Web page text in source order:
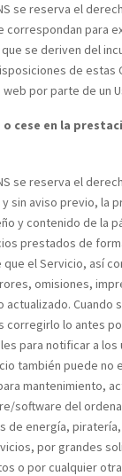
se reserva el
correspondan para
se deriven del
de estas
por parte de un
cese en la
se reserva el
sin aviso previo, la
y contenido de la
prestados de
que el Servicio, así
omisiones,
Cuando
corregirlo lo antes
para notificar a los
también puede no
mantenimiento,
software del
de energía,
por grandes
o por cualquier